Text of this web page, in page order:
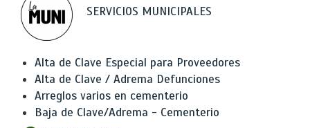
SERVICIOS MUNICIPALES
Alta de Clave Especial para Proveedores
Alta de Clave / Adrema Defunciones
Arreglos varios en cementerio
Baja de Clave/Adrema - Cementerio